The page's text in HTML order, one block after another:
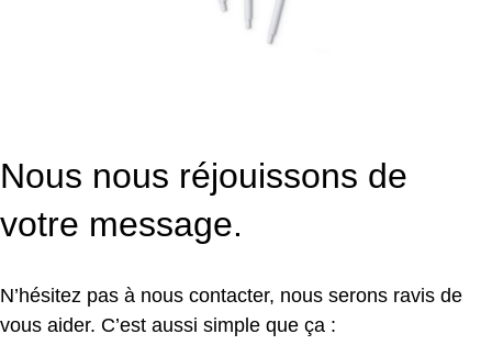
Nous nous réjouissons de
votre message.
N’hésitez pas à nous contacter, nous serons ravis de
vous aider. C’est aussi simple que ça :